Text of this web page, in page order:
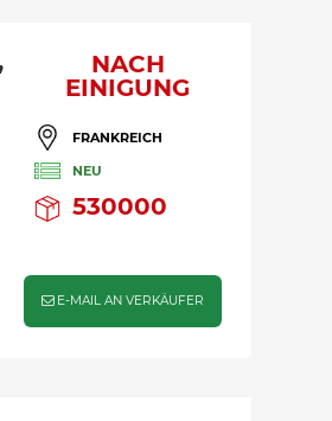
NACH
EINIGUNG
FRANKREICH
NEU
530000
E-MAIL AN VERKÄUFER